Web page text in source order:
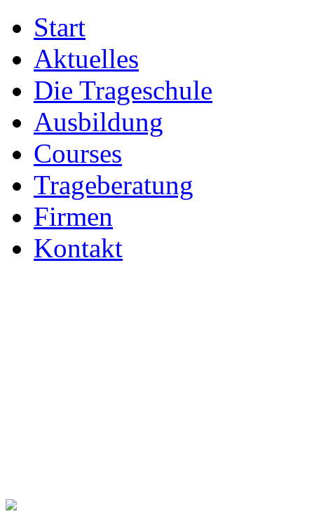
Start
Aktuelles
Die Trageschule
Ausbildung
Courses
Trageberatung
Firmen
Kontakt